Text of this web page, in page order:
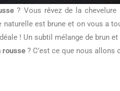
? Vous rêvez de la
est brune et on vous a
! Un subtil mélange de brun
rousse ? C’est ce que nous allons